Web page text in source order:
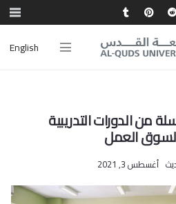
English
الدورات التدريبية
لسوق العمل
أغسطس 3, 2021